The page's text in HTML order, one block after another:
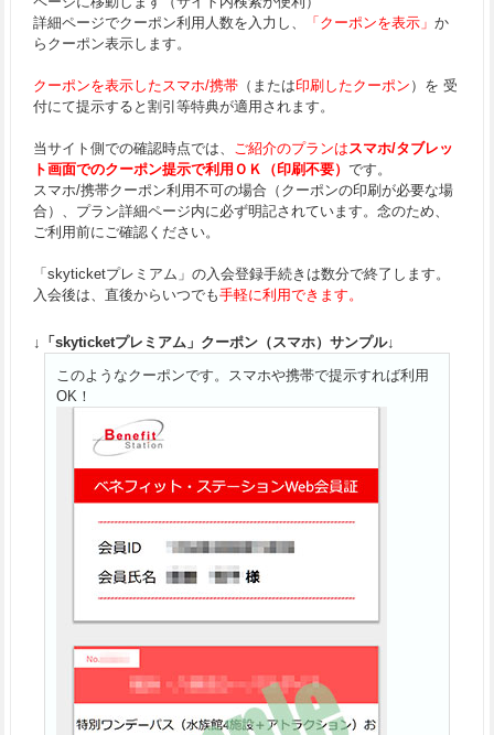
詳細ページでクーポン利用人数を入力し、
「クーポンを表示」 か
らクーポン表示します。
クーポンを表示したスマホ/携帯（または印刷したクーポン ）を 受
付にて提示すると割引等特典が適用されます。
当サイト側での確認時点では、 ご紹介のプランはスマホ/タブレッ
ト画面でのクーポン提示で利用ＯＫ（印刷不要） です。
スマホ/携帯クーポン利用不可の場合（クーポンの印刷が必要な場
合）、プラン詳細ページ内に必ず明記されています。念のため、
ご利用前にご確認ください。
「skyticketプレミアム」の入会登録手続きは数分で終了します。
入会後は、直後からいつでも手軽に利用できます。
↓「skyticketプレミアム」クーポン（スマホ）サンプル↓
このようなクーポンです。スマホや携帯で提示すれば利用
OK！